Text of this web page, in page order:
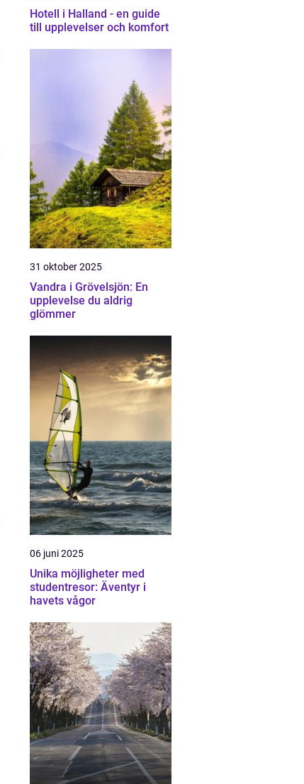
Hotell i Halland - en guide
till upplevelser och komfort
31 oktober 2025
Vandra i Grövelsjön: En
upplevelse du aldrig
glömmer
06 juni 2025
Unika möjligheter med
studentresor: Äventyr i
havets vågor